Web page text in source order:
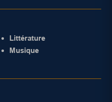
Littérature
Musique